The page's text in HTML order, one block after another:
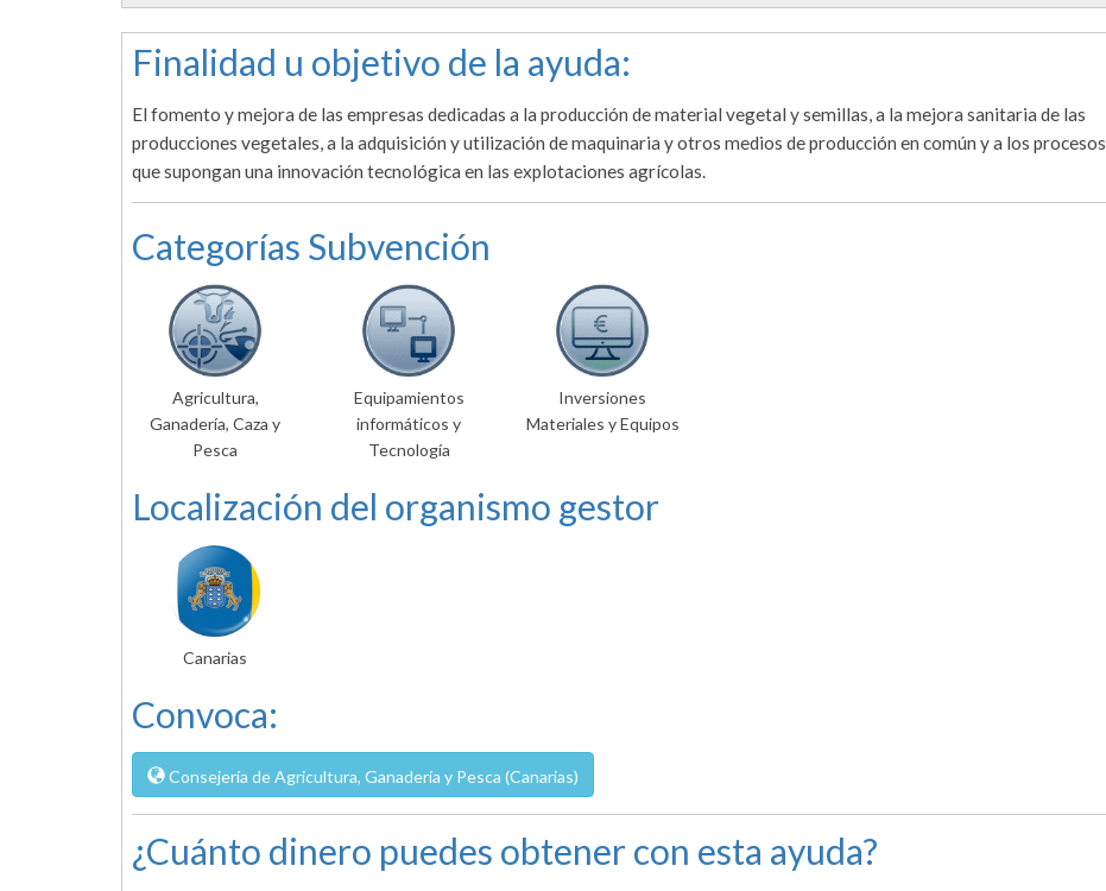
Finalidad u objetivo de la ayuda:
El fomento y mejora de las empresas dedicadas a la producción de material vegetal y semillas, a la mejora sanitaria de las
producciones vegetales, a la adquisición y utilización de maquinaria y otros medios de producción en común y a los procesos
que supongan una innovación tecnológica en las explotaciones agrícolas.
Categorías Subvención
Agricultura,
Ganadería, Caza y
Pesca
Equipamientos
informáticos y
Tecnología
Inversiones
Materiales y Equipos
Localización del organismo gestor
Canarias
Convoca:
Consejería de Agricultura, Ganadería y Pesca (Canarias)
¿Cuánto dinero puedes obtener con esta ayuda?